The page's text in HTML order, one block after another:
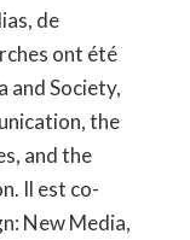
de
ont été
and Society,
the
and the
Il est co-
New Media,